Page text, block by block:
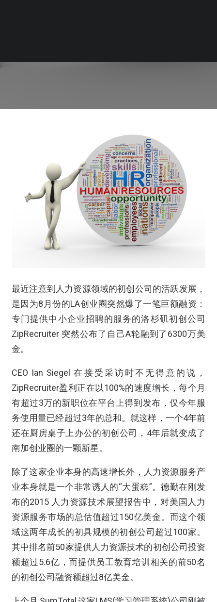
最近注意到人力资源领域的初创公司的活跃发展，
是因为8月份的LA创业圈突然爆了一笔巨额融资：
专门提供中小企业招聘的服务的洛杉矶初创公司
ZipRecruiter 突然公布了自己A轮融到了6300万美
金。
CEO Ian Siegel 在接受采访时不无得意的说，
ZipRecruiter盈利正在以100%的速度增长，每个月
有超过3万的新职位在平台上得到发布，仅今年服
务使用量已经超过3年的总和。就这样，一个4年前
还在厨房桌子上办公的初创公司，4年后就变成了
南加创业圈的一颗新星。
除了这家企业本身的高速增长外，人力资源服务产
业本身就是一个非常诱人的“大蛋糕”。德勤在刚发
布的2015 人力资源技术展望报告中，对美国人力
资源服务市场的总估值超过150亿美金。而这个领
域这两年成长的初具规模的初创公司超过100家。
其中排名前50家提供人力资源技术的初创公司投资
额超过5.6亿，而提供员工教育培训相关的前50名
的初创公司融资额超过8亿美金。